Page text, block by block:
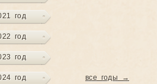
год
год
год
год все годы →